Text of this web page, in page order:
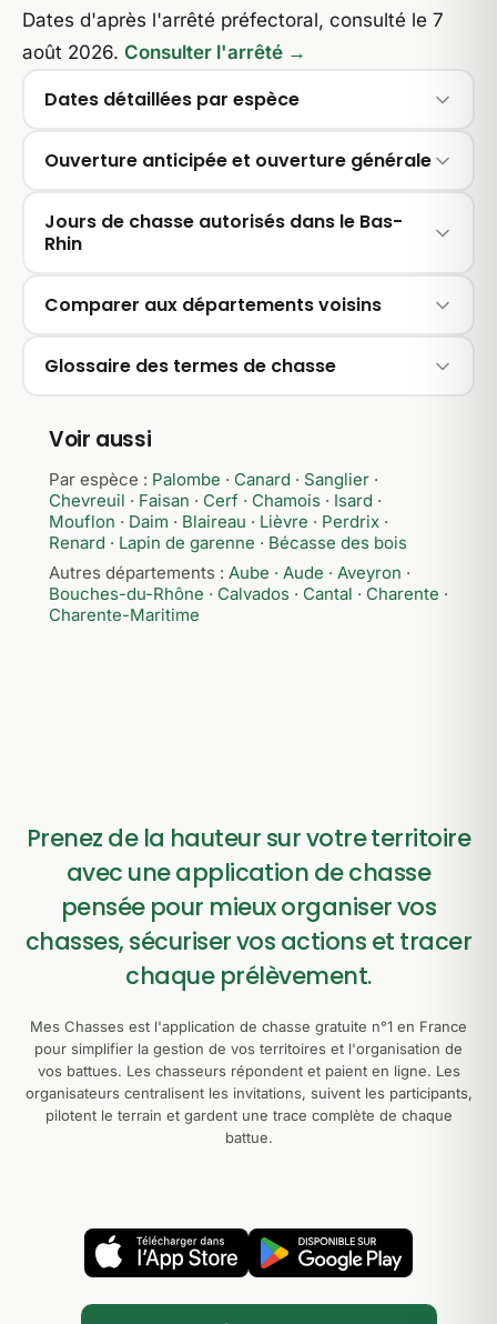
Dates d'après l'arrêté préfectoral, consulté le 7
août 2026. Consulter l'arrêté →
Dates détaillées par espèce
Ouverture anticipée et ouverture générale
Jours de chasse autorisés dans le Bas-
Rhin
Comparer aux départements voisins
Glossaire des termes de chasse
Voir aussi
Par espèce : Palombe · Canard · Sanglier ·
Chevreuil · Faisan · Cerf · Chamois · Isard ·
Mouflon · Daim · Blaireau · Lièvre · Perdrix ·
Renard · Lapin de garenne · Bécasse des bois
Autres départements : Aube · Aude · Aveyron ·
Bouches-du-Rhône · Calvados · Cantal · Charente ·
Charente-Maritime
Prenez de la hauteur sur votre territoire
avec une application de chasse
pensée pour mieux organiser vos
chasses, sécuriser vos actions et tracer
chaque prélèvement.
Mes Chasses est l'application de chasse gratuite n°1 en France
pour simplifier la gestion de vos territoires et l'organisation de
vos battues. Les chasseurs répondent et paient en ligne. Les
organisateurs centralisent les invitations, suivent les participants,
pilotent le terrain et gardent une trace complète de chaque
battue.